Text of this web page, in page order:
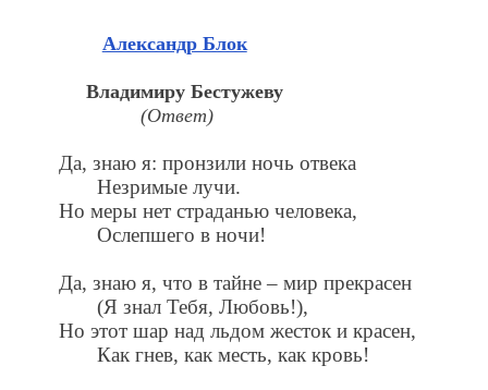
Александр Блок
Владимиру Бестужеву
(Ответ)
Да, знаю я: пронзили ночь отвека
Незримые лучи.
Но меры нет страданью человека,
Ослепшего в ночи!
Да, знаю я, что в тайне – мир прекрасен
(Я знал Тебя, Любовь!),
Но этот шар над льдом жесток и красен,
Как гнев, как месть, как кровь!